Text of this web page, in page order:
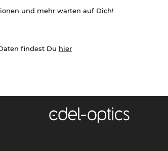
und mehr warten auf Dich!
findest Du hier